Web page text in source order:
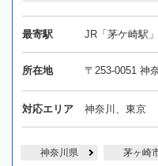
最寄駅 JR「茅ケ崎駅
所在地 〒253-0051 神
対応エリア 神奈川、東京
神奈川県 茅ヶ崎